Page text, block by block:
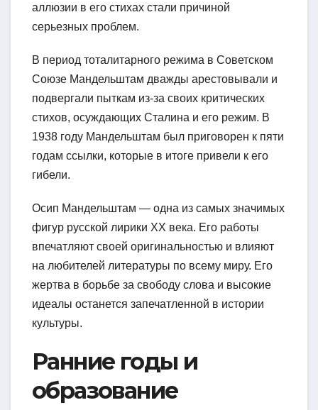
аллюзии в его стихах стали причиной
серьезных проблем.
В период тоталитарного режима в Советском
Союзе Мандельштам дважды арестовывали и
подвергали пыткам из-за своих критических
стихов, осуждающих Сталина и его режим. В
1938 году Мандельштам был приговорен к пяти
годам ссылки, которые в итоге привели к его
гибели.
Осип Мандельштам — одна из самых значимых
фигур русской лирики XX века. Его работы
впечатляют своей оригинальностью и влияют
на любителей литературы по всему миру. Его
жертва в борьбе за свободу слова и высокие
идеалы останется запечатленной в истории
культуры.
Ранние годы и
образование